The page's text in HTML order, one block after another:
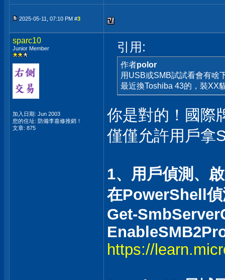
2025-05-11, 07:10 PM #3
sparc10
Junior Member
加入日期: Jun 2003
您的住址: 防備李嘉修推銷！
文章: 875
引用:
作者polor
用USB或SMB試試看會有啥
最近換Toshiba 43的，裝XX
你是對的！國際
僅僅允許用戶拿
1、用戶偵測、
在PowerShell偵
Get-
https://